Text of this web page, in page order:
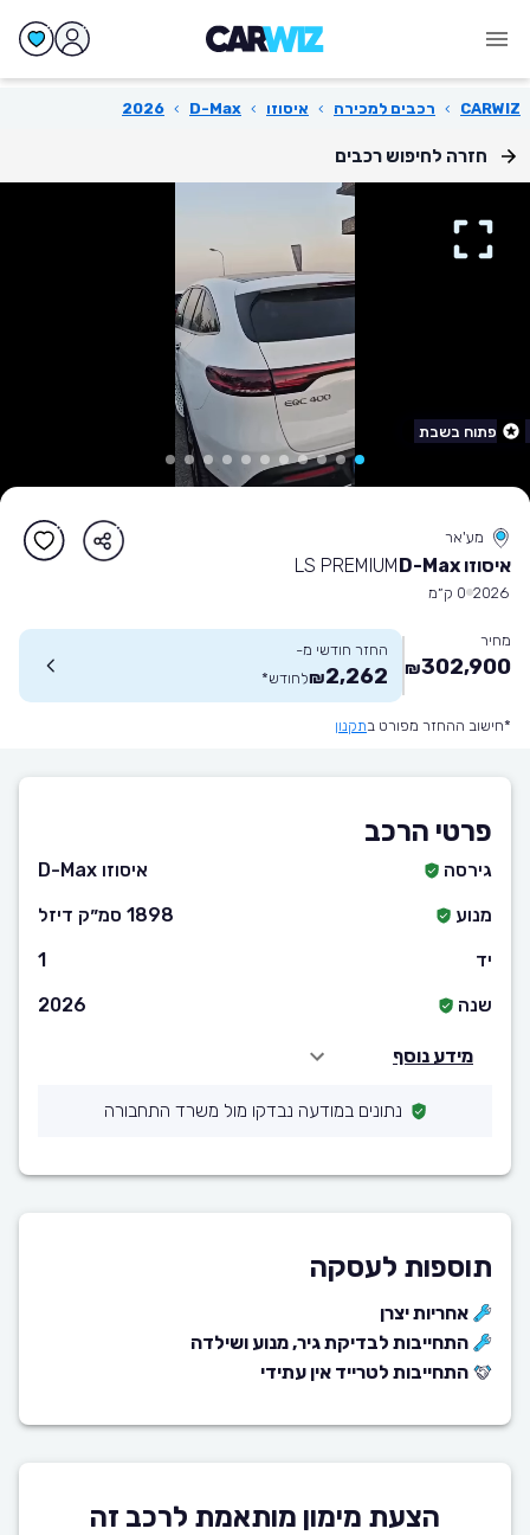
CARWIZ
› רכבים למכירה › איסוזו ›
D-Max
›
2026
חזרה לחיפוש רכבים
פתוח בשבת
מע'אר
איסוזו D-Max LS PREMIUM
2026 0 ק״מ
מחיר
302,900
₪
החזר חודשי מ-
2,262
₪לחודש*
*חישוב ההחזר מפורט בתקנון
פרטי הרכב
גירסה
איסוזו D-Max
מנוע
1898 סמ״ק דיזל
יד
1
שנה
2026
מידע נוסף
נתונים במודעה נבדקו מול משרד התחבורה
תוספות לעסקה
אחריות יצרן
התחייבות לבדיקת גיר, מנוע ושילדה
התחייבות לטרייד אין עתידי
הצעת מימון מותאמת לרכב זה